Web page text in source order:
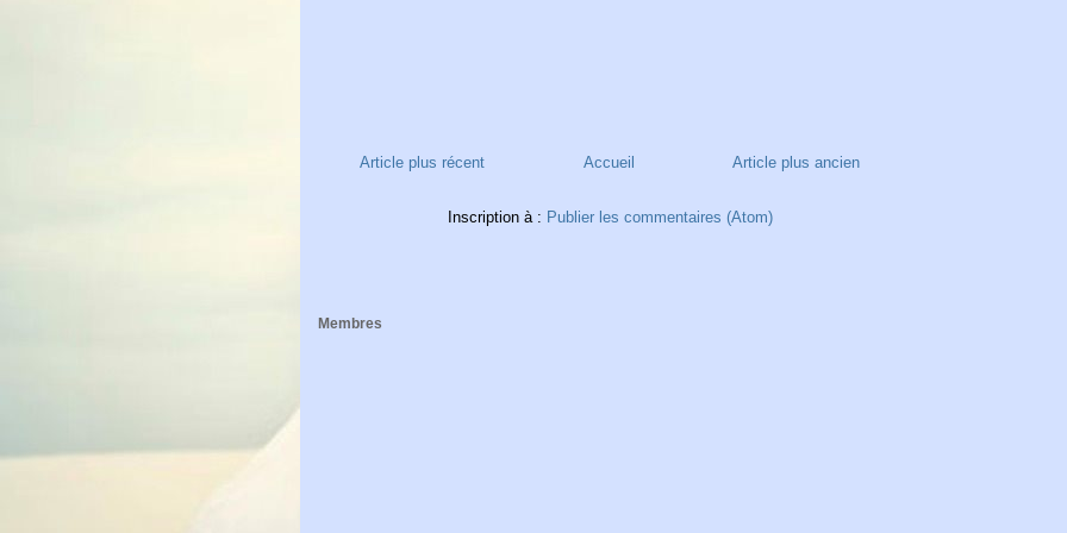
Article plus récent Article plus ancien
Accueil
Inscription à : Publier les commentaires (Atom)
Membres